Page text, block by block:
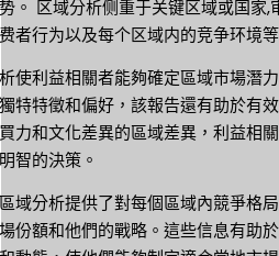
。 区域分析侧重于关键区域或国家
者行为以及每个区域内的竞争环境等
使利益相關者能夠確定區域市場潛
特特徵和偏好，該報告還有助於有
力和文化差異的區域差異，利益相
智的決策。
域分析提供了對每個區域內競爭格
份額和他們的戰略。這些信息有助